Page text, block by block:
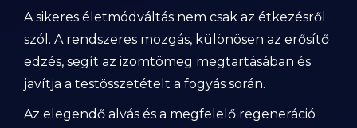
A sikeres életmódváltás nem csak az étkezésről
szól. A rendszeres mozgás, különösen az erősítő
edzés, segít az izomtömeg megtartásában és
javítja a testösszetételt a fogyás során.
Az elegendő alvás és a megfelelő regeneráció